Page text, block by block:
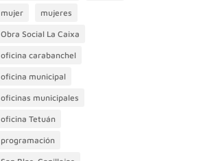
mujer mujeres
Obra Social La Caixa
oficina carabanchel
oficina municipal
oficinas municipales
oficina Tetuán
programación